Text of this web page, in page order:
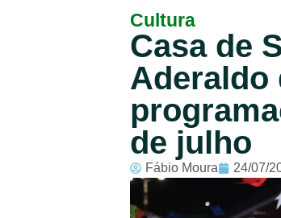
Principal
Notícias
Programação
Equipe
Contato
Sobre
Cultura
Casa de
Aderaldo
de julho
Fábio Moura 24/07/